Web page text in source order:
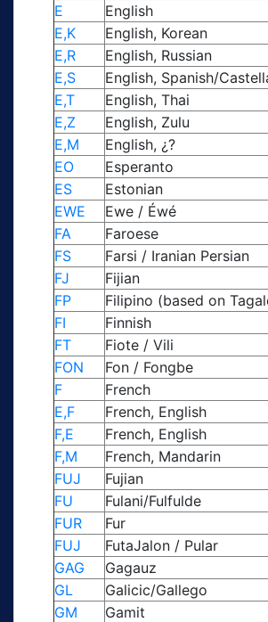
E
English
E,K
English, Korean
E,R
English, Russian
E,S
English, Spanish/
E,T
English, Thai
E,Z
English, Zulu
E,M
English, ¿?
EO
Esperanto
ES
Estonian
EWE
Ewe / Éwé
FA
Faroese
FS
Farsi / Iranian Persian
FJ
Fijian
FP
Filipino (based on
FI
Finnish
FT
Fiote / Vili
FON
Fon / Fongbe
F
French
E,F
French, English
F,E
French, English
F,M
French, Mandarin
FUJ
Fujian
FU
Fulani/Fulfulde
FUR
Fur
FUJ
FutaJalon / Pular
GAG
Gagauz
GL
Galicic/Gallego
GM
Gamit